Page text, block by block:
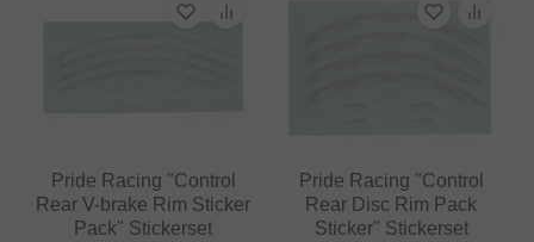
Pride Racing "Control
Rear V-brake Rim Sticker
Pack" Stickerset
Pride Racing "Control
Rear Disc Rim Pack
Sticker" Stickerset